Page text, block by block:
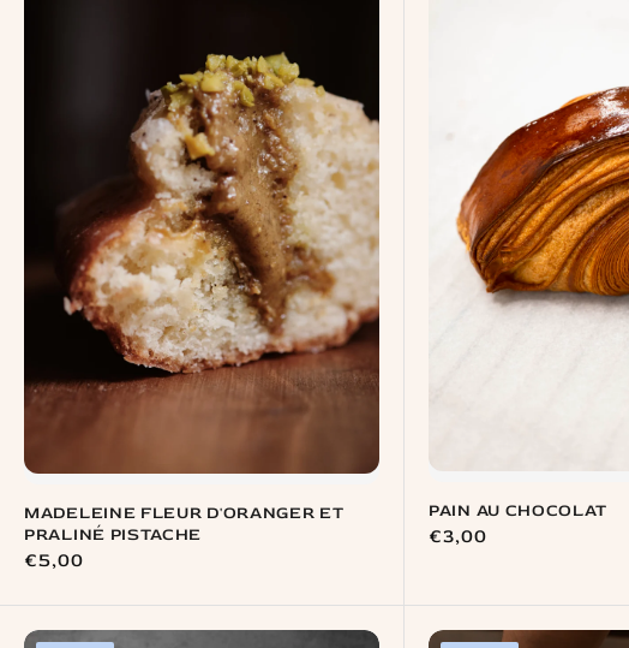
MADELEINE FLEUR D'ORANGER ET
PRALINÉ PISTACHE
Prix
€5,00
PAIN AU CHOCOLAT
Prix
€3,00